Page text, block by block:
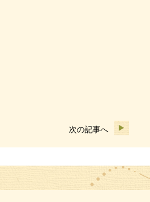
次の記事へ